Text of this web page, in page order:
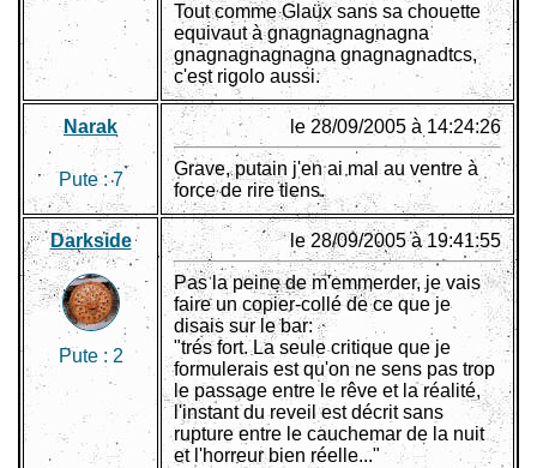
Tout comme Glaüx sans sa chouette
equivaut à gnagnagnagnagna
gnagnagnagnagna gnagnagnadtcs,
c'est rigolo aussi.
Narak
Pute :7
le 28/09/2005 à 14:24:26
Grave, putain j'en ai mal au ventre à
force de rire tiens.
Darkside
Pute : 2
le 28/09/2005 à 19:41:55
Pas la peine de m'emmerder, je vais
faire un copier-collé de ce que je
disais sur le bar:
"trés fort. La seule critique que je
formulerais est qu'on ne sens pas trop
le passage entre le rêve et la réalité,
l'instant du reveil est décrit sans
rupture entre le cauchemar de la nuit
et l'horreur bien réelle..."